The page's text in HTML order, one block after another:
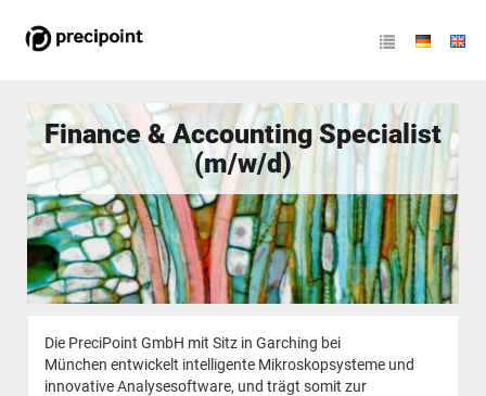
Finance & Accounting Specialist
(m/w/d)
Die PreciPoint GmbH mit Sitz in Garching bei
München entwickelt intelligente Mikroskopsysteme und
innovative Analysesoftware, und trägt somit zur